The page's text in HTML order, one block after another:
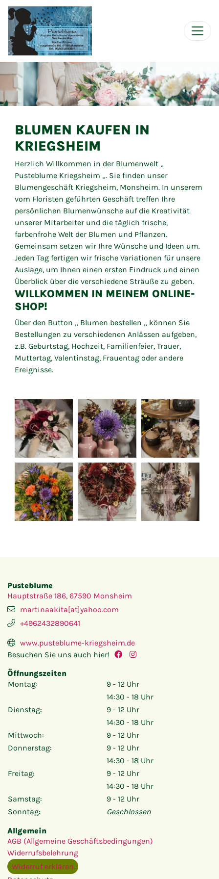
BLUMEN KAUFEN IN
KRIEGSHEIM
Herzlich Willkommen in der Blumenwelt „
Pusteblume Kriegsheim „. Sie finden unser
Blumengeschäft Kriegsheim, Monsheim. In unserem
vom Floristen geführten Geschäft treffen Ihre
persönlichen Blumenwünsche auf die Kreativität
unserer Mitarbeiter und die täglich frische,
farbenfrohe Welt der Blumen und Pflanzen.
Gemeinsam setzen wir Ihre Wünsche und Ideen um.
Jeden Tag fertigen wir frische Variationen für unsere
Auslage, um Ihnen einen ersten Eindruck und einen
Überblick über die verschiedene Sträuße zu geben.
WILLKOMMEN IN MEINEM ONLINE-
SHOP!
Über den Button „ Blumen bestellen „ können Sie
Bestellungen zu verschiedenen Anlässen aufgeben,
z.B. Geburtstag, Hochzeit, Familienfeier, Trauer,
Muttertag, Valentinstag, Frauentag oder andere
Ereignisse.
Pusteblume
Hauptstraße 186, 67590 Monsheim
martinaakita[at]yahoo.com
+4962432890641
www.pusteblume-kriegsheim.de
Besuchen Sie uns auch hier!
Öffnungszeiten
Montag:
9 - 12 Uhr
14:30 - 18 Uhr
Dienstag:
9 - 12 Uhr
14:30 - 18 Uhr
Mittwoch:
9 - 12 Uhr
Donnerstag:
9 - 12 Uhr
14:30 - 18 Uhr
Freitag:
9 - 12 Uhr
14:30 - 18 Uhr
Samstag:
9 - 12 Uhr
Sonntag:
Geschlossen
Allgemein
AGB (Allgemeine Geschäftsbedingungen)
Widerrufsbelehrung
Widerruf erklären